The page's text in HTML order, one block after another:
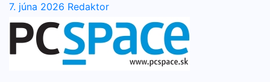
7. júna 2026 Redaktor